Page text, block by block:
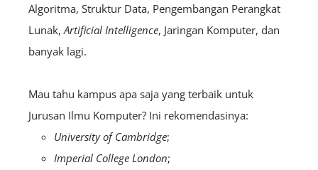
Algoritma, Struktur Data, Pengembangan Perangkat
Lunak, Artificial Intelligence, Jaringan Komputer, dan
banyak lagi.
Mau tahu kampus apa saja yang terbaik untuk
Jurusan Ilmu Komputer? Ini rekomendasinya:
University of Cambridge;
Imperial College London;